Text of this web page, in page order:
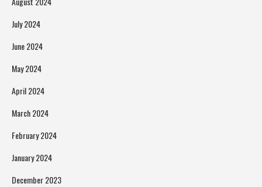
July 2024
June 2024
May 2024
April 2024
March 2024
February 2024
January 2024
December 2023